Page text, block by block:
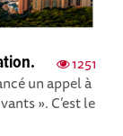
1251
un appel à
». C’est le